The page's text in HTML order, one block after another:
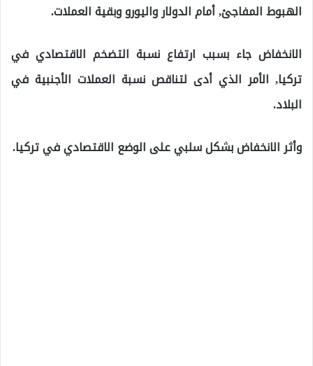
الهبوط المفاجئ, أمام الدولار واليورو وبقية العملات.
الانخفاض جاء بسبب ارتفاع نسبة التضخم الاقتصادي في
تركيا, الأمر الذي أدى لتناقص نسبة العملات الأجنبية في
البلاد.
وأثر الانخفاض بشكل سلبي على الوضع الاقتصادي في تركيا.